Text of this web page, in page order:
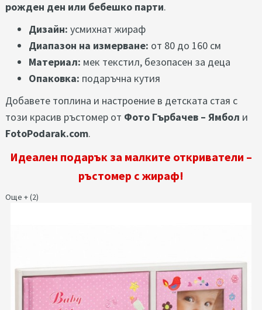
рожден ден или бебешко парти.
Дизайн: усмихнат жираф
Диапазон на измерване: от 80 до 160 см
Материал: мек текстил, безопасен за деца
Опаковка: подаръчна кутия
Добавете топлина и настроение в детската стая с
този красив ръстомер от Фото Гърбачев – Ямбол и
FotoPodarak.com.
Идеален подарък за малките откриватели –
ръстомер с жираф!
Още + (2)